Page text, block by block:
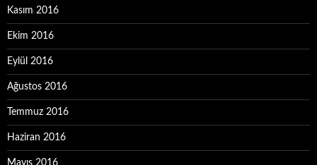
Kasım 2016
Ekim 2016
Eylül 2016
Ağustos 2016
Temmuz 2016
Haziran 2016